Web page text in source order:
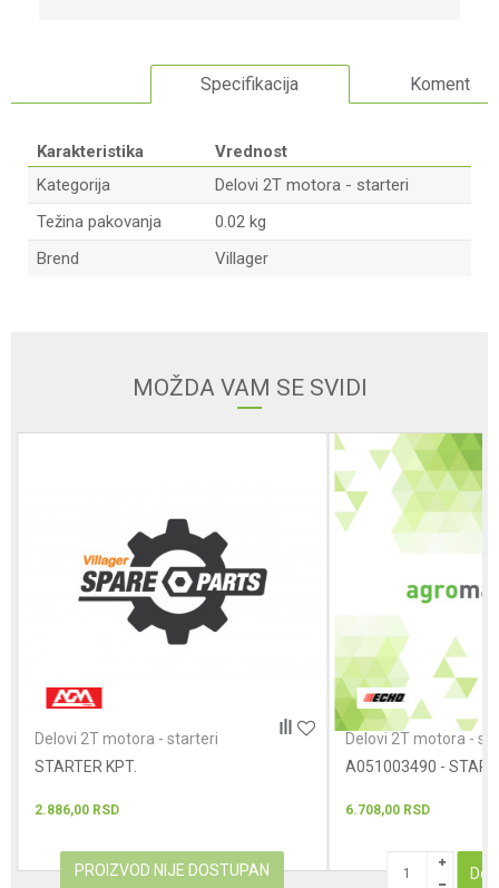
Specifikacija Komentari
Karakteristika
Vrednost
Kategorija
Delovi 2T motora - starteri
Težina pakovanja
0.02 kg
Brend
Villager
MOŽDA VAM SE SVIDI
Delovi 2T motora - starteri
STARTER KPT.
2.886,00 RSD
PROIZVOD NIJE DOSTUPAN
Delovi 2T motora -
A051003490 -
6.708,00 RSD